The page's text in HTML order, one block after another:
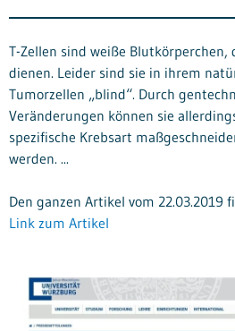
T-Zellen sind weiße
dienen. Leider sind sie in ihrem
Tumorzellen „blind“. Durch
Veränderungen können sie
spezifische Krebsart
werden. ...
Den ganzen Artikel vom 22.03.2019
Link zum Artikel